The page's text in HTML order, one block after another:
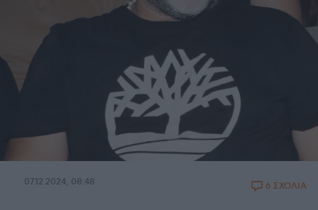
07.12.2024, 08:48 6 ΣΧΟΛΙΑ